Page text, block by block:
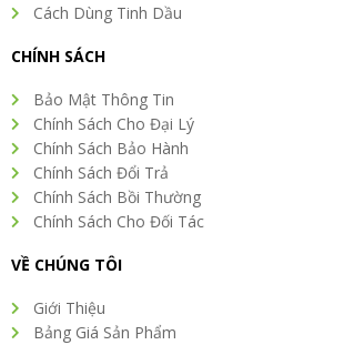
Cách Dùng Tinh Dầu
CHÍNH SÁCH
Bảo Mật Thông Tin
Chính Sách Cho Đại Lý
Chính Sách Bảo Hành
Chính Sách Đổi Trả
Chính Sách Bồi Thường
Chính Sách Cho Đối Tác
VỀ CHÚNG TÔI
Giới Thiệu
Bảng Giá Sản Phẩm